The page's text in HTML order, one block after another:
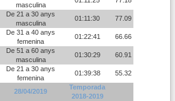
masculina
De 21 a 30 anys
masculina
01:11:30 77.09
De 31 a 40 anys
femenina
01:22:41 66.66
De 51 a 60 anys
masculina
01:30:29 60.91
De 21 a 30 anys
femenina
01:39:38
55.32
28/04/2019
Temporada
2018-2019